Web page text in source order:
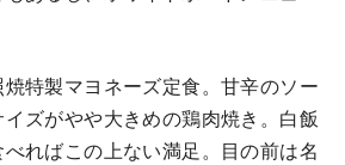
特製マヨネーズ定食。甘辛のソー
ズがやや大きめの鶏肉焼き。白飯
ればこの上ない満足。目の前は名